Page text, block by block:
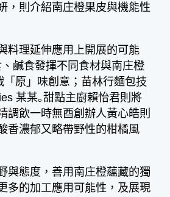
，則介紹南庄橙果皮與機能性
理延伸應用上開展的可能
鹹食發揮不同食材與南庄橙
原」味創意；苗林行麵包技
某某｡甜點主廚賴怡君則將
調飲一時無酉創辦人黃心皓則
香濃郁又略帶野性的柑橘風
態度，善用南庄橙蘊藏的獨
多的加工應用可能性，及展現